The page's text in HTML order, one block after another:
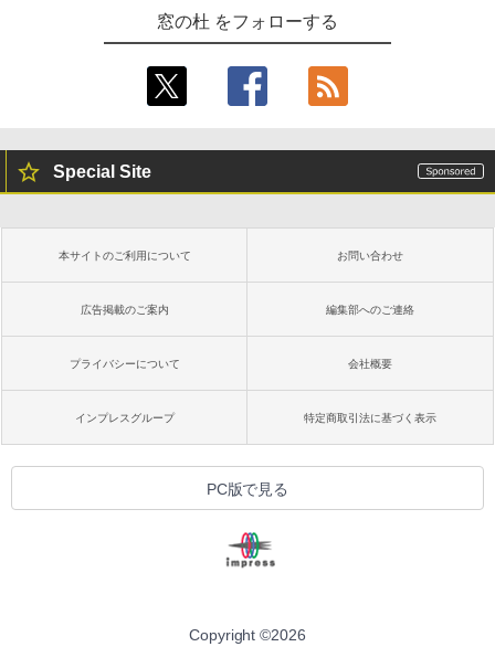
窓の杜 をフォローする
Special Site
本サイトのご利用について お問い合わせ
広告掲載のご案内 編集部へのご連絡
プライバシーについて 会社概要
インプレスグループ 特定商取引法に基づく表示
PC版で見る
Copyright ©2026